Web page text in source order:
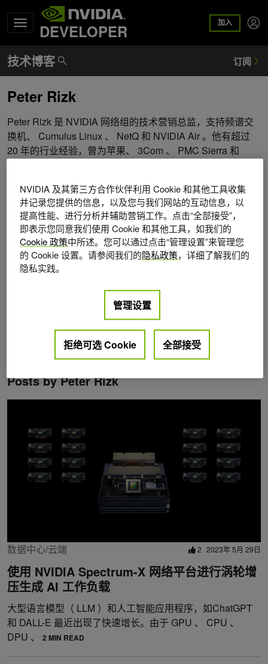
DEVELOPER 加入
Peter Rizk
Peter Rizk 是 NVIDIA 网络组的技术营销总监，支持频谱交
换机、 Cumulus Linux 、 NetQ 和 NVIDIA Air 。他有超过
20 年的行业经验，曾为苹果、 3Com 、 PMC Sierra 和
涯早期在加州大学圣克鲁斯分校教授网络课程。
Posts by Peter Rizk
数据中心/云端 2 2023年 5月 29日
使用 NVIDIA Spectrum-X 网络平台进行涡轮增
压生成 AI 工作负载
大型语言模型（ LLM ）和人工智能应用程序，如ChatGPT
和 DALL-E 最近出现了快速增长。由于 GPU 、 CPU 、
DPU 、
2 MIN READ
NVIDIA 及其第三方合作伙伴利用 Cookie 和其他工具收集
并记录您提供的信息，以及您与我们网站的互动信息，以
提高性能、进行分析并辅助营销工作。点击“全部接受”，
即表示您同意我们使用 Cookie 和其他工具，如我们的
Cookie 政策中所述。您可以通过点击“管理设置”来管理您
的 Cookie 设置。请参阅我们的隐私政策，详细了解我们的
隐私实践。
管理设置
拒绝可选 Cookie 全部接受